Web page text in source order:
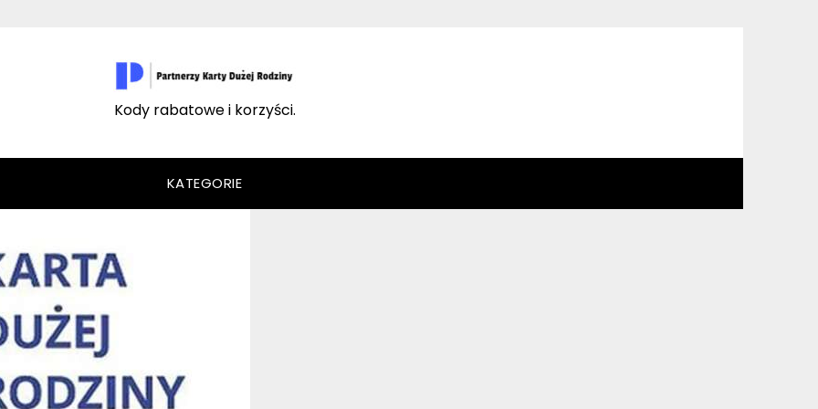
Kody rabatowe i korzyści.
KATEGORIE